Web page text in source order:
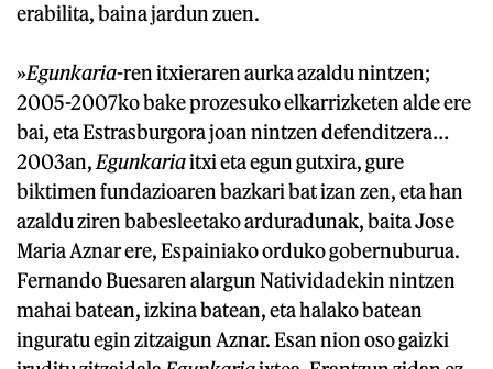
erabilita, baina jardun zuen.
»Egunkaria-ren itxieraren aurka azaldu nintzen;
2005-2007ko bake prozesuko elkarrizketen alde ere
bai, eta Estrasburgora joan nintzen defenditzera…
2003an, Egunkariaitxi eta egun gutxira, gure
biktimen fundazioaren bazkari bat izan zen, eta han
azaldu ziren babesleetako arduradunak, baita Jose
Maria Aznar ere, Espainiako orduko gobernuburua.
Fernando Buesaren alargun Natividadekin nintzen
mahai batean, izkina batean, eta halako batean
inguratu egin zitzaigun Aznar. Esan nion oso gaizki